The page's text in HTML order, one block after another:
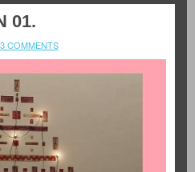
01.
3 COMMENTS